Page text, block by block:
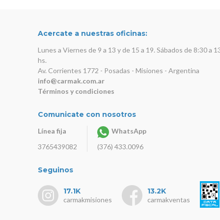
Acercate a nuestras oficinas:
Lunes a Viernes de 9 a 13 y de 15 a 19. Sábados de 8:30 a
hs.
Av. Corrientes 1772 - Posadas - Misiones - Argentina
info@carmak.com.ar
Términos y condiciones
Comunicate con nosotros
Línea fija
3765439082
WhatsApp
(376) 433.0096
Seguinos
17.1K
carmakmisiones
13.2K
carmakventas